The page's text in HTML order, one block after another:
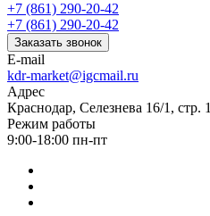
+7 (861) 290-20-42
+7 (861) 290-20-42
Заказать звонок
E-mail
kdr-market@igcmail.ru
Адрес
Краснодар, Селезнева 16/1, стр. 1
Режим работы
9:00-18:00 пн-пт